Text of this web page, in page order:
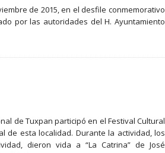
de 2015, en el desfile conmemorativo
por las autoridades del H. Ayuntamiento
de Tuxpan participó en el Festival Cultural
de esta localidad. Durante la actividad, los
dieron vida a “La Catrina” de José